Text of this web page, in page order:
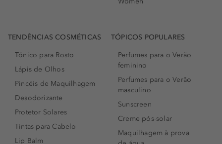
TENDÊNCIAS COSMÉTICAS
Tónico para Rosto
Lápis de Olhos
Pincéis de Maquilhagem
Desodorizante
Protetor Solares
Tintas para Cabelo
Lip Balm
TÓPICOS POPULARES
Perfumes para o Verão
feminino
Perfumes para o Verão
masculino
Sunscreen
Creme pós-solar
Maquilhagem à prova